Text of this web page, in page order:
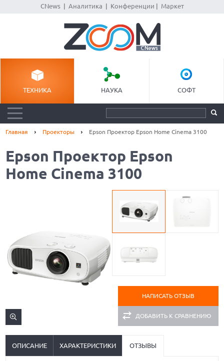
CNews| Аналитика Конференции Маркет
ТЕХНИКА НАУКА СОФТ
Главная Проекторы Epson Проектор Epson Home Cinema 3100
Epson Проектор Epson
Home Cinema 3100
НАПИСАТЬ ОТЗЫВ
ДОБАВИТЬ К СРАВНЕНИЮ
ОПИСАНИЕ ХАРАКТЕРИСТИКИ ОТЗЫВЫ